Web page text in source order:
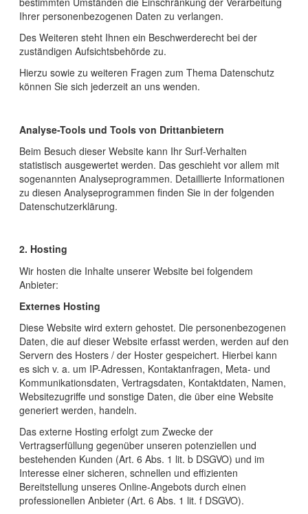
Ihrer personenbezogenen Daten zu verlangen.
Des Weiteren steht Ihnen ein Beschwerderecht bei der
zuständigen Aufsichtsbehörde zu.
Hierzu sowie zu weiteren Fragen zum Thema Datenschutz
können Sie sich jederzeit an uns wenden.
Analyse-Tools und Tools von Drittanbietern
Beim Besuch dieser Website kann Ihr Surf-Verhalten
statistisch ausgewertet werden. Das geschieht vor allem mit
sogenannten Analyseprogrammen. Detaillierte Informationen
zu diesen Analyseprogrammen finden Sie in der folgenden
Datenschutzerklärung.
2. Hosting
Wir hosten die Inhalte unserer Website bei folgendem
Anbieter:
Externes Hosting
Diese Website wird extern gehostet. Die personenbezogenen
Daten, die auf dieser Website erfasst werden, werden auf den
Servern des Hosters / der Hoster gespeichert. Hierbei kann
es sich v. a. um IP-Adressen, Kontaktanfragen, Meta- und
Kommunikationsdaten, Vertragsdaten, Kontaktdaten, Namen,
Websitezugriffe und sonstige Daten, die über eine Website
generiert werden, handeln.
Das externe Hosting erfolgt zum Zwecke der
Vertragserfüllung gegenüber unseren potenziellen und
bestehenden Kunden (Art. 6 Abs. 1 lit. b DSGVO) und im
Interesse einer sicheren, schnellen und effizienten
Bereitstellung unseres Online-Angebots durch einen
professionellen Anbieter (Art. 6 Abs. 1 lit. f DSGVO).